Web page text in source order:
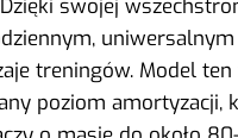
swojej
treningów. Model ten
poziom amortyzacji,